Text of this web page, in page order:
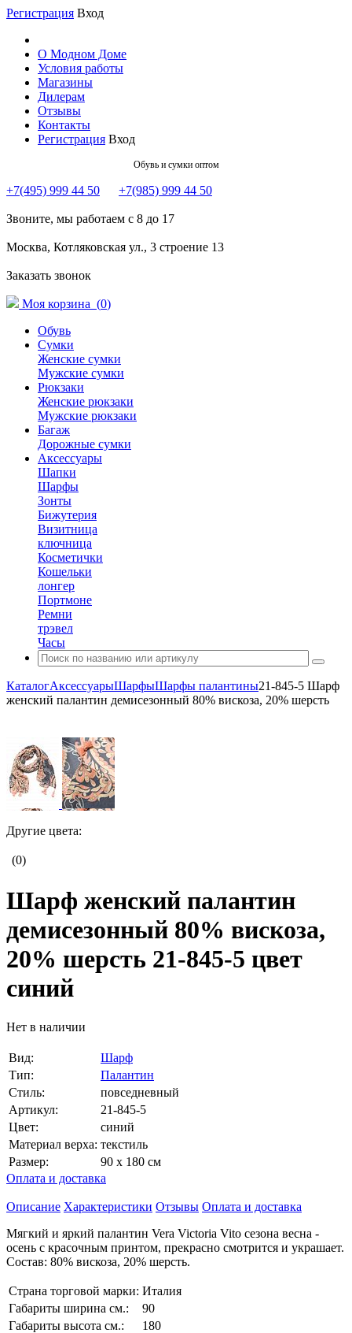
Регистрация Вход
О Модном Доме
Условия работы
Магазины
Дилерам
Отзывы
Контакты
Регистрация Вход
Обувь и сумки оптом
+7(495) 999 44 50 +7(985) 999 44 50
Звоните, мы работаем с 8 до 17
Москва, Котляковская ул., 3 строение 13
Заказать звонок
Моя корзина (0)
Обувь
Сумки
Женские сумки
Мужские сумки
Рюкзаки
Женские рюкзаки
Мужские рюкзаки
Багаж
Дорожные сумки
Аксессуары
Шапки
Шарфы
Зонты
Бижутерия
Визитница
ключница
Косметички
Кошельки
лонгер
Портмоне
Ремни
трэвел
Часы
КаталогАксессуарыШарфыШарфы палантины21-845-5 Шарф
женский палантин демисезонный 80% вискоза, 20% шерсть
Другие цвета:
(0)
Шарф женский палантин
демисезонный 80% вискоза,
20% шерсть 21-845-5 цвет
синий
Нет в наличии
Вид:
Шарф
Тип:
Палантин
Стиль:
повседневный
Артикул:
21-845-5
Цвет:
синий
Материал верха: текстиль
Размер:
90 х 180 см
Оплата и доставка
Описание Характеристики Отзывы Оплата и доставка
Мягкий и яркий палантин Vera Victoria Vito сезона весна -
осень с красочным принтом, прекрасно смотрится и украшает.
Состав: 80% вискоза, 20% шерсть.
Страна торговой марки: Италия
Габариты ширина см.:
90
Габариты высота см.:
180